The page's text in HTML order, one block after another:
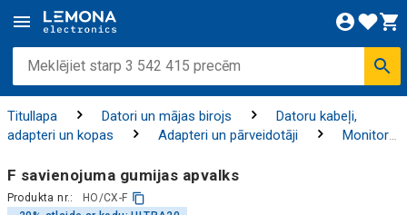
Titullapa Datori un mājas birojs
Datoru kabeļi,
adapteri un kopas
Adapteri un pārveidotāji
Monitoru
F savienojuma gumijas apvalks
Produkta nr.:
HO/CX-F